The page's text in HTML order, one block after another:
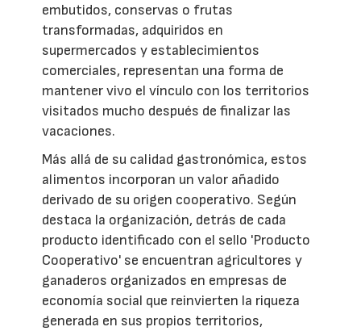
embutidos, conservas o frutas
transformadas, adquiridos en
supermercados y establecimientos
comerciales, representan una forma de
mantener vivo el vínculo con los territorios
visitados mucho después de finalizar las
vacaciones.
Más allá de su calidad gastronómica, estos
alimentos incorporan un valor añadido
derivado de su origen cooperativo. Según
destaca la organización, detrás de cada
producto identificado con el sello 'Producto
Cooperativo' se encuentran agricultores y
ganaderos organizados en empresas de
economía social que reinvierten la riqueza
generada en sus propios territorios,